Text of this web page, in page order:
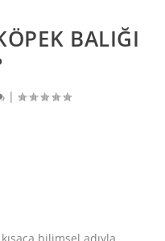
BALIĞI
|